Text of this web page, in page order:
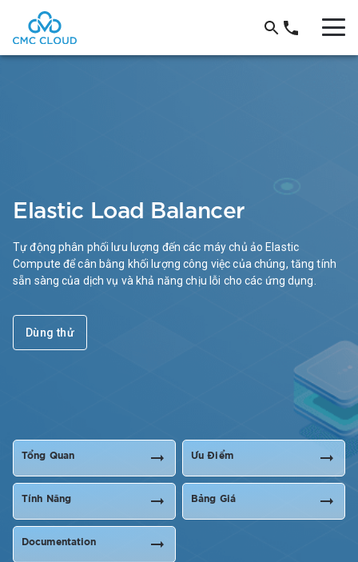
Elastic Load Balancer
Tự động phân phối lưu lượng đến các máy chủ ảo Elastic
Compute để cân bằng khối lượng công việc của chúng, tăng tính
sẵn sàng của dịch vụ và khả năng chịu lỗi cho các ứng dụng.
Dùng thử
Tổng Quan Ưu Điểm
Tính Năng Bảng Giá
Documentation